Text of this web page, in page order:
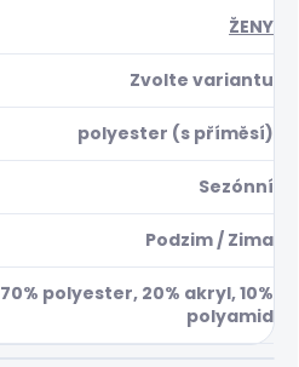
ŽENY
Zvolte variantu
polyester (s příměsí)
Sezónní
Podzim / Zima
70% polyester, 20% akryl, 10%
polyamid